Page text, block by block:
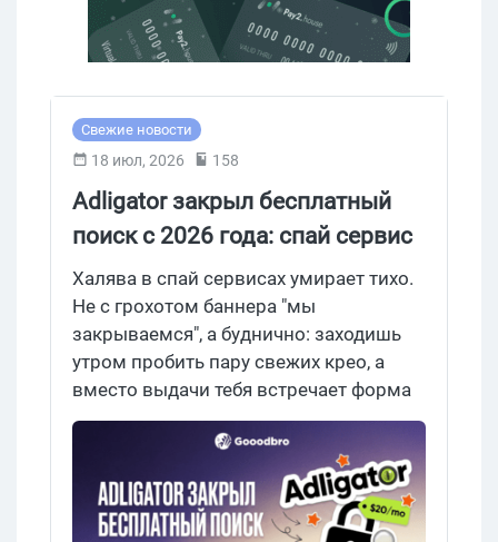
Свежие новости
18 июл, 2026 158
Adligator закрыл бесплатный
поиск с 2026 года: спай сервис
работает только по подписке от
$20
Халява в спай сервисах умирает тихо.
Не с грохотом баннера "мы
закрываемся", а буднично: заходишь
утром пробить пару свежих крео, а
вместо выдачи тебя встречает форма
оплаты. Именно так с начала 2026 года
поступил Adligator — молодой спай,
который сначала раздавал
бесплатный поиск, а потом резко
прикрыл лавочку.